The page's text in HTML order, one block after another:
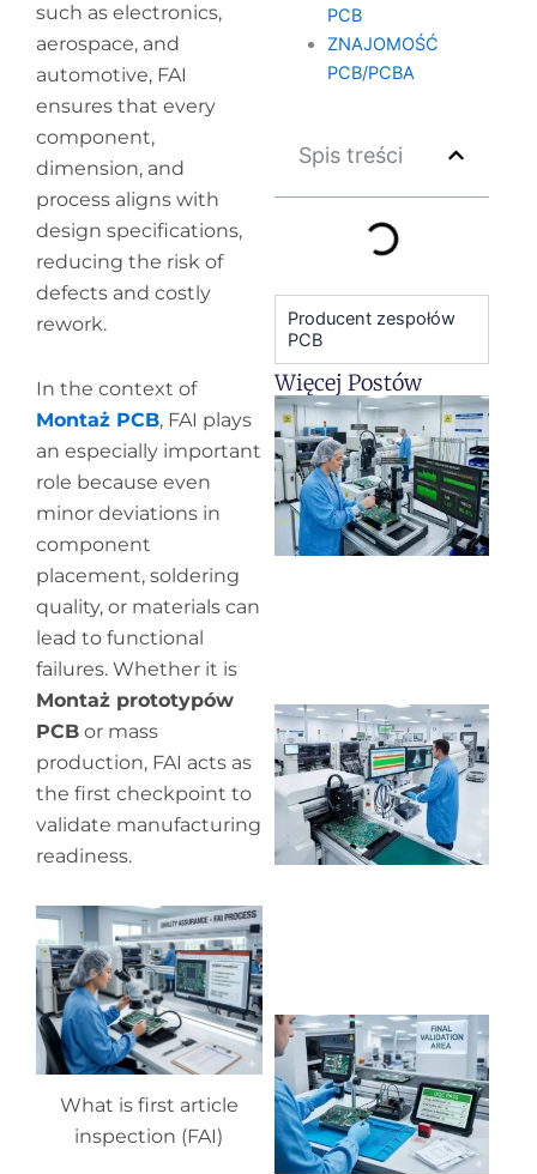
such as electronics,
aerospace, and
automotive, FAI
ensures that every
component,
dimension, and
process aligns with
design specifications,
reducing the risk of
defects and costly
rework.
In the context of
Montaż PCB, FAI plays
an especially important
role because even
minor deviations in
component
placement, soldering
quality, or materials can
lead to functional
failures. Whether it is
Montaż prototypów
PCB or mass
production, FAI acts as
the first checkpoint to
validate manufacturing
readiness.
What is first article
inspection (FAI)
PCB
ZNAJOMOŚĆ
PCB/PCBA
Spis treści
Producent zespołów
PCB
Więcej Postów